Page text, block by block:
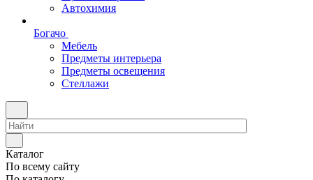
Автохимия
Богачо
Мебель
Предметы интерьера
Предметы освещения
Стеллажи
Каталог
По всему сайту